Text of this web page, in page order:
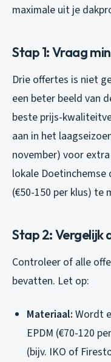
maximale uit je
Stap 1: Vraag
Drie offertes is niet
een beter beeld van
beste prijs-
aan in het
november) voor
lokale
(€50-150 per klus) te
Stap 2: Vergelijk
Controleer of alle
bevatten. Let op:
Materiaal: Wordt
EPDM (€70-120
(bijv. IKO of